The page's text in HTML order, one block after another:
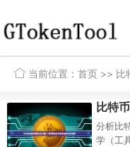
当前位置： 首页 >> 比
分析比
学（工